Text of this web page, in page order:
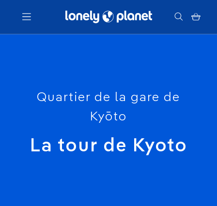
Menu
Quartier de la gare de
Kyōto
La tour de Kyoto